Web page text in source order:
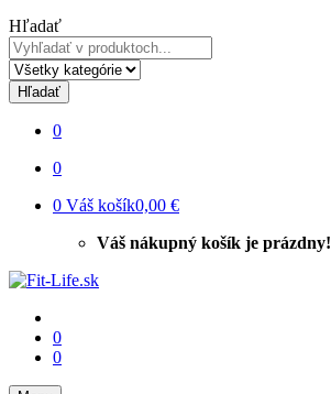
Hľadať
Hľadať
0
0
0 Váš košík0,00 €
Váš nákupný košík je prázdny!
0
0